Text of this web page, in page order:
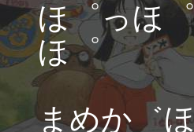
ほ゜っほ
ほ゜
まめか゛